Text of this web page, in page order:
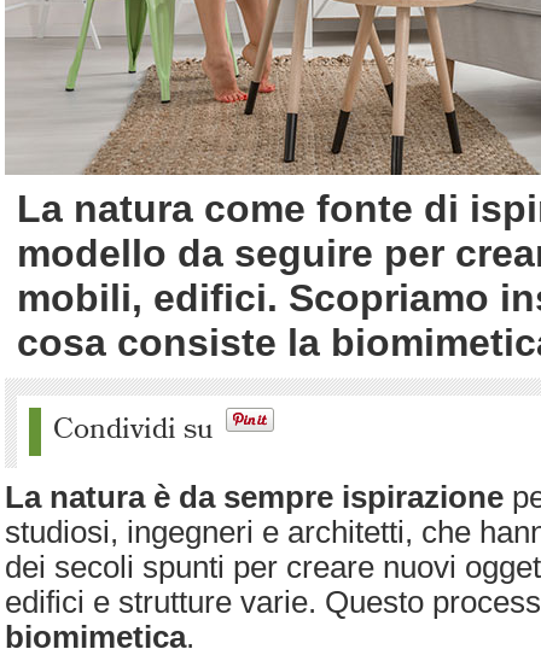
La natura come fonte di
modello da seguire per
mobili, edifici. Scopriamo
cosa consiste la
Condividi su
La natura è da sempre ispirazione
studiosi, ingegneri e architetti, che
dei secoli spunti per creare nuovi
edifici e strutture varie. Questo
biomimetica.